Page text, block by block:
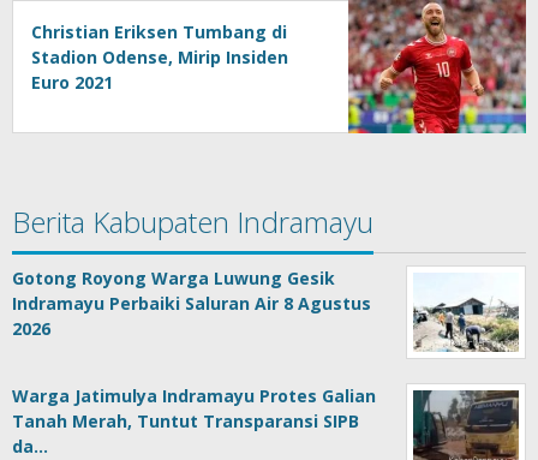
Christian Eriksen Tumbang di
Stadion Odense, Mirip Insiden
Euro 2021
Berita Kabupaten Indramayu
Gotong Royong Warga Luwung Gesik
Indramayu Perbaiki Saluran Air 8 Agustus
2026
Warga Jatimulya Indramayu Protes Galian
Tanah Merah, Tuntut Transparansi SIPB
da…